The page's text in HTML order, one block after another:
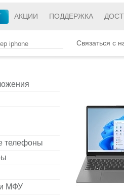
АКЦИИ ПОДДЕРЖКА
Связаться с
телефоны
МФУ